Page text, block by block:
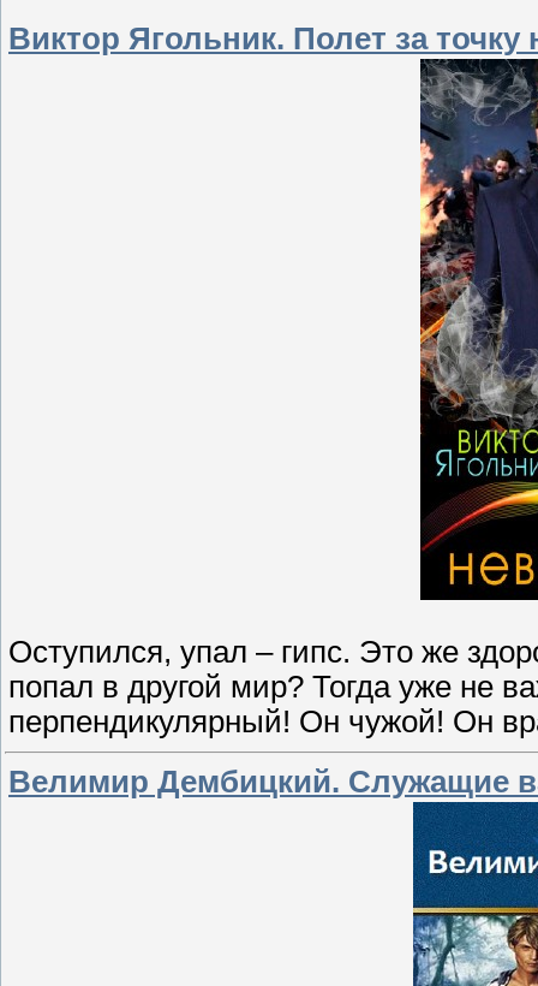
Виктор Ягольник. Полет за точку
Оступился, упал – гипс. Это же
попал в другой мир? Тогда уже не
перпендикулярный! Он чужой! Он
Велимир Дембицкий. Служащие